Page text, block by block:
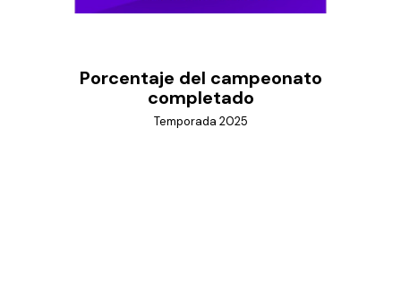
Porcentaje del campeonato
completado
Temporada 2025